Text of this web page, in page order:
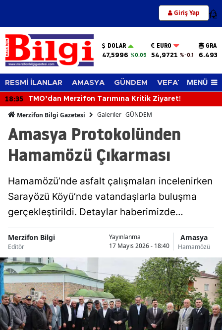
Giriş Yap 12
DOLAR
47,5996 %0.05
EURO
54,9721 %-0.1
RESMİ İLANLAR AMASYA GÜNDEM VEFAT EDENLER
MENÜ
18:35 TMO’dan Merzifon Tarımına Kritik Ziyaret!
Merzifon Bilgi Gazetesi Galeriler GÜNDEM
Amasya Protokolünden
Hamamözü Çıkarması
Hamamözü’nde asfalt çalışmaları incelenirken
Sarayözü Köyü’nde vatandaşlarla buluşma
gerçekleştirildi. Detaylar haberimizde…
Merzifon Bilgi
Editör
Yayınlanma
17 Mayıs 2026 - 18:40
Amasya
Hamamözü